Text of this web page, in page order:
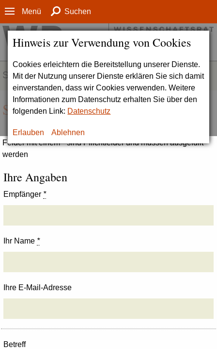
Hinweis zur Verwendung von Cookies
Cookies erleichtern die Bereitstellung unserer Dienste.
Mit der Nutzung unserer Dienste erklären Sie sich damit
einverstanden, dass wir Cookies verwenden. Weitere
Informationen zum Datenschutz erhalten Sie über den
folgenden Link: Datenschutz
Erlauben Ablehnen
Menü Suchen
SERVICE
Seite empfehlen
Felder mit einem * sind Pflichtfelder und müssen ausgefüllt
werden
Ihre Angaben
Empfänger *
Ihr Name *
Ihre E-Mail-Adresse
Betreff